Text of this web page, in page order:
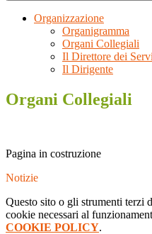
Organizzazione
Organigramma
Organi Collegiali
Il Direttore dei
Il Dirigente
Organi Collegiali
Pagina in costruzione
Notizie
Questo sito o gli strumenti terzi
cookie necessari al
COOKIE POLICY.